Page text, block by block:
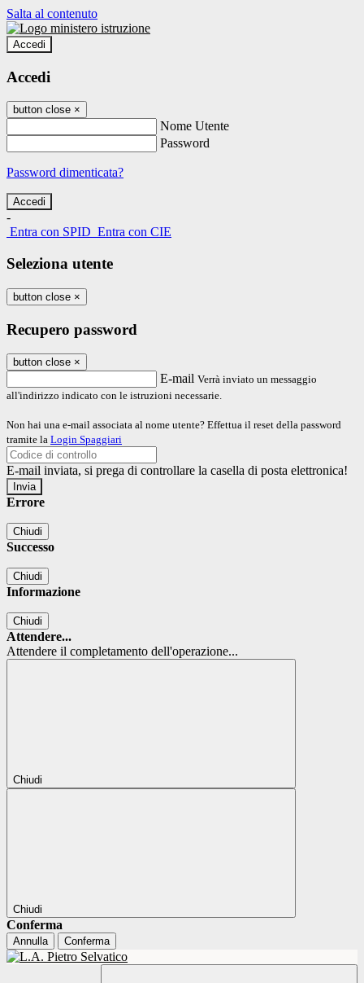
Salta al contenuto
Accedi
Accedi
button close ×
Nome Utente
Password
Password dimenticata?
-
Entra con SPID Entra con CIE
Seleziona utente
button close ×
Recupero password
button close ×
E-mail Verrà inviato un messaggio
all'indirizzo indicato con le istruzioni necessarie.
Non hai una e-mail associata al nome utente? Effettua il reset della password
tramite la Login Spaggiari
E-mail inviata, si prega di controllare la casella di posta elettronica!
Errore
Chiudi
Successo
Chiudi
Informazione
Chiudi
Attendere...
Attendere il completamento dell'operazione...
Chiudi
Chiudi
Conferma
Annulla Conferma